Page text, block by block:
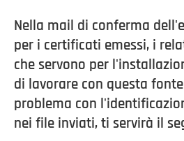
Nella mail di conferma
per i certificati emessi, i
che servono per
di lavorare con questa
problema con
nei file inviati, ti servirà il